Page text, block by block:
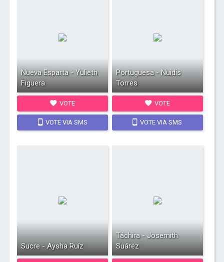
Nueva Esparta - Yulieth
Figuera
VOTE
VOTE VIA SMS
Portuguesa - Nuidis
Torres
VOTE
VOTE VIA SMS
Sucre - Aysha Ruíz
Táchira - Josemith
Suárez